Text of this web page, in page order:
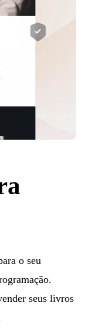
o seu
seus livros